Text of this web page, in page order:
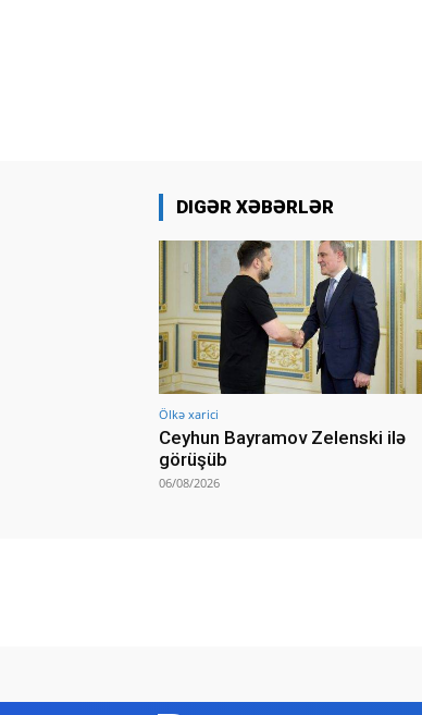
DIGƏR XƏBƏRLƏR
Ölkə xarici
Ceyhun Bayramov Zelenski ilə
görüşüb
06/08/2026